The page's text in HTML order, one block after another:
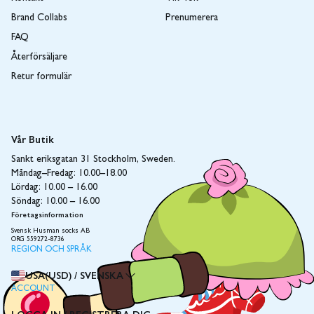
Brand Collabs
FAQ
Återförsäljare
Retur formulär
Prenumerera
Vår Butik
Sankt eriksgatan 31 Stockholm, Sweden.
Måndag–Fredag: 10.00–18.00
Lördag: 10.00 – 16.00
Söndag: 10.00 – 16.00
Företagsinformation
Svensk Husman socks AB
ORG 559272-8736
REGION OCH SPRÅK
USA(USD) / SVENSKA
ACCOUNT